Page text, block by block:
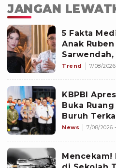
JANGAN
5 Fakta
Anak
Agustus
Trend 7/08/2026
KBPBI
Buka
Buruh
News 7/08/2026
Mencekam!